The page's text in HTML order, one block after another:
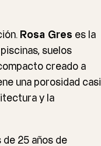
Rosa Gres es la
suelos
creado a
una porosidad casi
y la
de 25 años de